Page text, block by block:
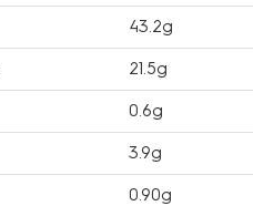
43.2g
21.5g
0.6g
3.9g
0.90g